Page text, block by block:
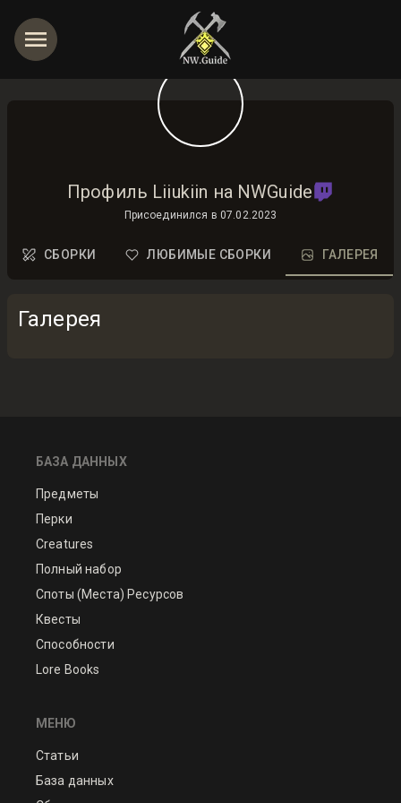
Профиль Liiukiin на NWGuide
Присоединился в 07.02.2023
СБОРКИ ЛЮБИМЫЕ СБОРКИ ГАЛЕРЕЯ
Галерея
БАЗА ДАННЫХ
Предметы
Перки
Creatures
Полный набор
Споты (Места) Ресурсов
Квесты
Способности
Lore Books
МЕНЮ
Статьи
База данных